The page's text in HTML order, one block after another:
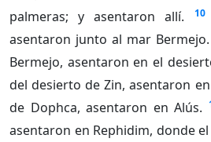
palmeras; y asentaron allí.
10
asentaron junto al mar Bermejo.
Bermejo, asentaron en el
del desierto de Zin, asentaron
de Dophca, asentaron en Alús.
asentaron en Rephidim, donde